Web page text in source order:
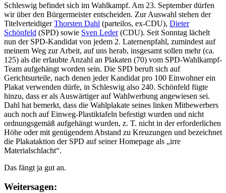
Schleswig befindet sich im Wahlkampf. Am 23. September dürfen
wir über den Bürgermeister entscheiden. Zur Auswahl stehen der
TitelverteidigerThorsten Dahl (parteilos, ex-CDU), Dieter
Schönfeld (SPD) sowie Sven Leder(CDU). Seit Sonntag lächelt
nun der SPD-Kandidat von jedem 2. Laternenpfahl, zumindest auf
meinem Weg zur Arbeit, auf uns herab, insgesamt sollen mehr (ca.
125) als die erlaubte Anzahl an Plakaten (70) vom SPD-Wahlkampf-
Team aufgehängt worden sein. Die SPD beruft sich auf
Gerichtsurteile, nach denen jeder Kandidat pro 100 Einwohner ein
Plakat verwenden dürfe, in Schleswig also 240. Schönfeld fügte
hinzu, dass er als Auswärtiger auf Wahlwerbung angewiesen sei.
Dahl hat bemerkt, dass die Wahlplakate seines linken Mitbewerbers
auch noch auf Einweg-Plastiktafeln befestigt wurden und nicht
ordnungsgemäß aufgehängt wurden, z. T. nicht in der erforderlichen
Höhe oder mit genügendem Abstand zu Kreuzungen und bezeichnet
die Plakataktion der SPD auf seiner Homepage als „irre
Materialschlacht“.
Das fängt ja gut an.
Weitersagen: